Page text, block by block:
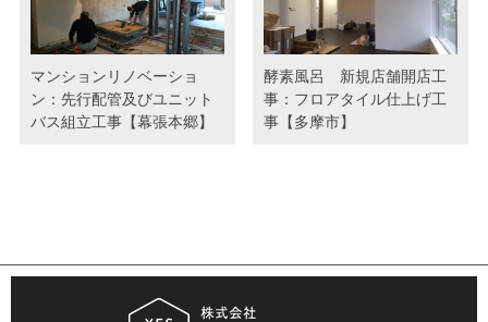
マンションリノベーショ
ン：先行配管及びユニット
バス組立工事【幕張本郷】
酵素風呂 新規店舗開店工
事：フロアタイル仕上げ工
事【多摩市】